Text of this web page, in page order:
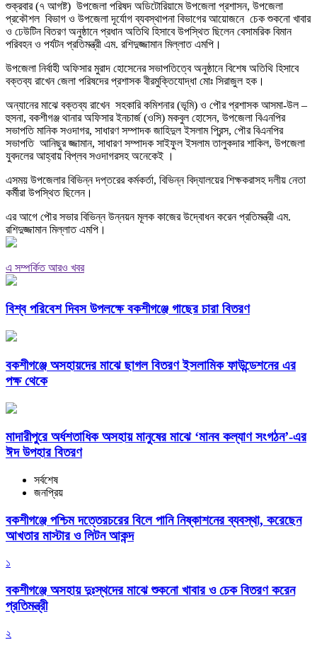
শুক্রবার (৭ আগষ্ট) উপজেলা পরিষদ অডিটোরিয়ামে উপজেলা প্রশাসন, উপজেলা
প্রকৌশল বিভাগ ও উপজেলা দূর্যোগ ব্যবস্থাপনা বিভাগের আয়োজনে চেক শুকনো খাবার
ও ঢেউটিন বিতরণ অনুষ্ঠানে প্রধান অতিথি হিসাবে উপস্থিত ছিলেন বেসামরিক বিমান
পরিবহন ও পর্যটন প্রতিমন্ত্রী এম. রশিদুজ্জামান মিল্লাত এমপি।
উপজেলা নির্বাহী অফিসার মুরাদ হোসেনের সভাপতিত্বে অনুষ্ঠানে বিশেষ অতিথি হিসাবে
বক্তব্য রাখেন জেলা পরিষদের প্রশাসক বীরমুক্তিযোদ্ধা মোঃ সিরাজুল হক।
অন্যানের মাঝে বক্তব্য রাখেন সহকারি কমিশনার (ভূমি) ও পৌর প্রশাসক আসমা-উল –
হুসনা, বকশীগঞ্জ থানার অফিসার ইনচার্জ (ওসি) মকবুল হোসেন, উপজেলা বিএনপির
সভাপতি মানিক সওদাগর, সাধারণ সম্পাদক জাহিদুল ইসলাম প্রিন্স, পৌর বিএনপির
সভাপতি আনিছুর জ্জামান, সাধারণ সম্পাদক সাইফুল ইসলাম তালুকদার শাকিল, উপজেলা
যুবদলের আহ্বায় বিপ্লব সওদাগরসহ অনেকেই ।
এসময় উপজেলার বিভিন্ন দপ্তরের কর্মকর্তা, বিভিন্ন বিদ্যালয়ের শিক্ষকরাসহ দলীয় নেতা
কর্মীরা উপস্থিত ছিলেন।
এর আগে পৌর সভার বিভিন্ন উন্নয়ন মূলক কাজের উদ্বোধন করেন প্রতিমন্ত্রী এম.
রশিদুজ্জামান মিল্লাত এমপি।
এ সম্পর্কিত আরও খবর
বিশ্ব পরিবেশ দিবস উপলক্ষে বকশীগঞ্জে গাছের চারা বিতরণ
বকশীগঞ্জে অসহায়দের মাঝে ছাগল বিতরণ ইসলামিক ফাউন্ডেশনের এর
পক্ষ থেকে
মাদারীপুরে অর্ধশতাধিক অসহায় মানুষের মাঝে ‘মানব কল্যাণ সংগঠন’-এর
ঈদ উপহার বিতরণ
সর্বশেষ
জনপ্রিয়
বকশীগঞ্জে পশ্চিম দত্তেরচরের বিলে পানি নিষ্কাশনের ব্যবস্থা, করেছেন
আখতার মাস্টার ও লিটন আকন্দ
১
বকশীগঞ্জে অসহায় দুঃস্থদের মাঝে শুকনো খাবার ও চেক বিতরণ করেন
প্রতিমন্ত্রী
২